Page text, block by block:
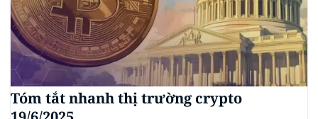
Tóm tắt nhanh thị trường crypto